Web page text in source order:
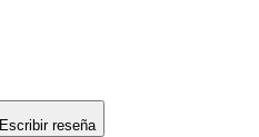
Escribir reseña